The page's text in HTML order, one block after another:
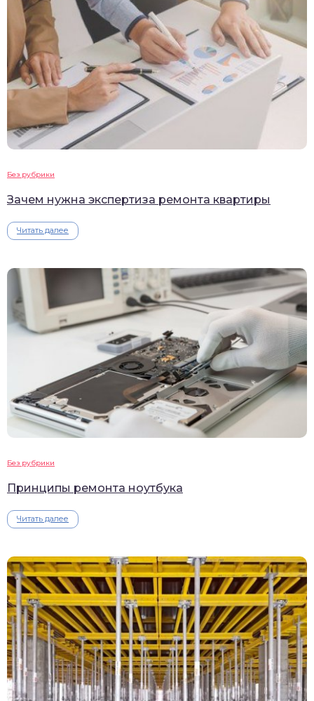
Без рубрики
Зачем нужна экспертиза ремонта квартиры
Читать далее
Без рубрики
Принципы ремонта ноутбука
Читать далее